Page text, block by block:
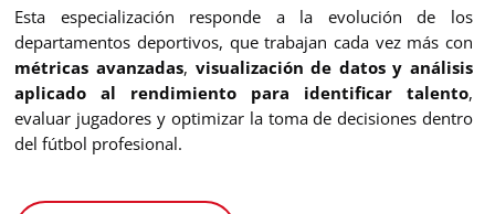
Esta especialización responde a la evolución de los
departamentos deportivos, que trabajan cada vez más con
métricas avanzadas, visualización de datos y análisis
aplicado al rendimiento para identificar talento,
evaluar jugadores y optimizar la toma de decisiones dentro
del fútbol profesional.